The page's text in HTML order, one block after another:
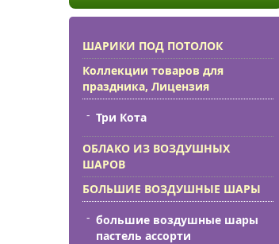
ШАРИКИ ПОД ПОТОЛОК
Коллекции товаров для
праздника, Лицензия
Три Кота
ОБЛАКО ИЗ ВОЗДУШНЫХ
ШАРОВ
БОЛЬШИЕ ВОЗДУШНЫЕ ШАРЫ
большие воздушные шары
пастель ассорти